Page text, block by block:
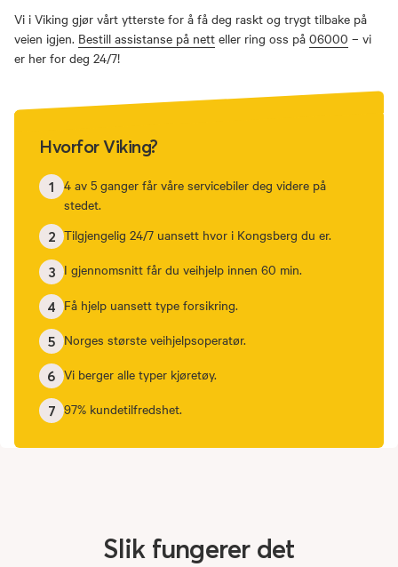
Vi i Viking gjør vårt ytterste for å få deg raskt og trygt tilbake på
veien igjen. Bestill assistanse på nett eller ring oss på 06000 – vi
er her for deg 24/7!
Hvorfor Viking?
1 4 av 5 ganger får våre servicebiler deg videre på
stedet.
2 Tilgjengelig 24/7 uansett hvor i Kongsberg du er.
3 I gjennomsnitt får du veihjelp innen 60 min.
4 Få hjelp uansett type forsikring.
5 Norges største veihjelpsoperatør.
6 Vi berger alle typer kjøretøy.
7 97% kundetilfredshet.
Slik fungerer det